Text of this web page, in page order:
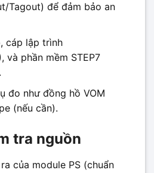
Tagout) để đảm bảo an
cáp lập trình
và phần mềm STEP7
đo như đồng hồ VOM
(nếu cần).
tra nguồn
của module PS (chuẩn